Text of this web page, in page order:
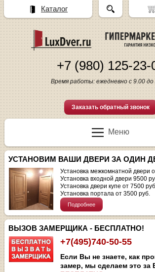
+7 (980) 125-23-
Время работы: ежедневно с 9.00 до
Заказать обратный звонок
Меню
УСТАНОВИМ ВАШИ ДВЕРИ ЗА ОДИН
Установка межкомнатной двери
Установка входной двери 9500
Установка двери купе от 7500 руб.
Установка портала от 3500 руб.
Подробнее
ВЫЗОВ ЗАМЕРЩИКА - БЕСПЛАТНО!
+7(495)740-50-55
Если Вы не знаете, как
замер, мы сделаем это за
Каталог